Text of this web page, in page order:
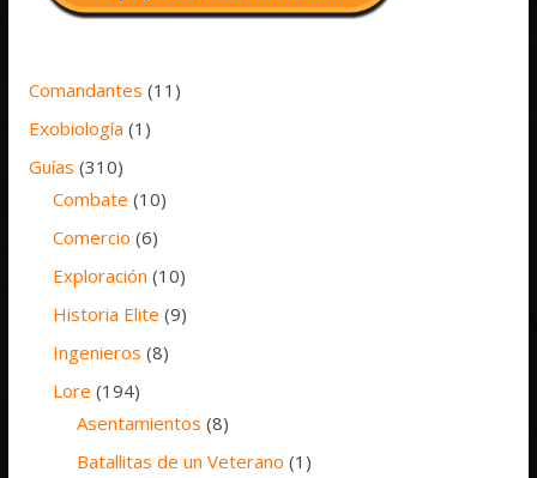
Comandantes (11)
Exobiología (1)
Guías (310)
Combate (10)
Comercio (6)
Exploración (10)
Historia Elite (9)
Ingenieros (8)
Lore (194)
Asentamientos (8)
Batallitas de un Veterano (1)